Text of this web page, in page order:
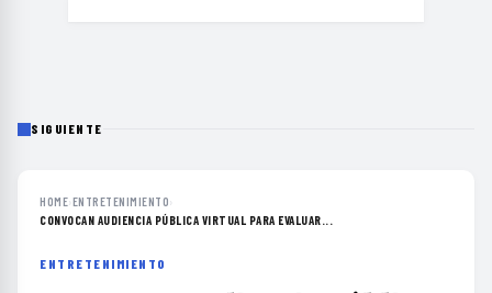
SIGUIENTE
HOME›ENTRETENIMIENTO›
CONVOCAN AUDIENCIA PÚBLICA VIRTUAL PARA EVALUAR...
ENTRETENIMIENTO